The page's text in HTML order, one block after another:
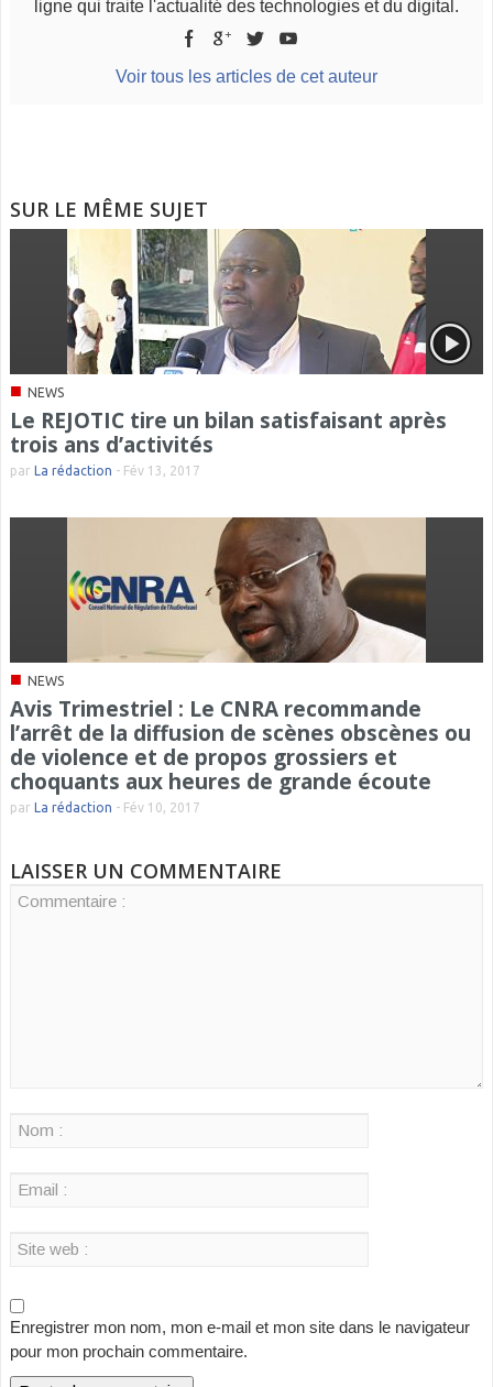
ligne qui traite l'actualité des technologies et du digital.
Voir tous les articles de cet auteur
SUR LE MÊME SUJET
■ NEWS
Le REJOTIC tire un bilan satisfaisant après
trois ans d’activités
par La rédaction - Fév 13, 2017
■ NEWS
Avis Trimestriel : Le CNRA recommande
l’arrêt de la diffusion de scènes obscènes ou
de violence et de propos grossiers et
choquants aux heures de grande écoute
par La rédaction - Fév 10, 2017
LAISSER UN COMMENTAIRE
Enregistrer mon nom, mon e-mail et mon site dans le navigateur
pour mon prochain commentaire.